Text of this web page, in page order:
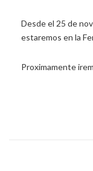
Desde el 25 de
estaremos en la
Proximamente